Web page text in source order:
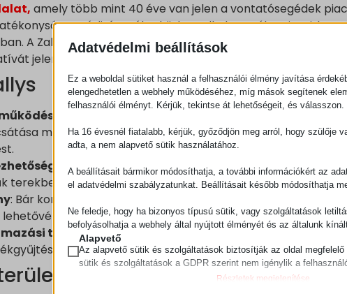
amely több mint 40 éve van jelen a vontatósegédek
vezérli, és széles körben alkalmazzák az ipari,
A Zallys vontatósegédek elektromos meghajtással
jelent a hagyományos, emissziókat kibocsátó járművekkel
: Az elektromos meghajtásnak köszönhetően a
minimális. Ez hozzájárul a levegőminőség javításához
: A Zallys vontatósegédek könnyen
terekben is, így ideálisak városi környezetben történő
: Bár kompakt méretűek, a Zallys vontatósegédek nagy
teszi a nehéz tárgyak könnyű mozgatását.
területek: A Zallys vontatósegédek széles körben
az áruszállítást, az építőipart és még sok más
Adatvédelmi beállítások
Ez a weboldal sütiket használ a felhasználói élmény javítása
elengedhetetlen a webhely működéséhez, míg mások segítenek
felhasználói élményt. Kérjük, tekintse át lehetőségeit, és válasszon.
Ha 16 évesnél fiatalabb, kérjük, győződjön meg arról, hogy szülője
adta, a nem alapvető sütik használatához.
A beállításait bármikor módosíthatja, a további információkért az
el adatvédelmi szabályzatunkat. Beállításait később módosíthatja
Ne feledje, hogy ha bizonyos típusú sütik, vagy szolgáltatások
befolyásolhatja a webhely által nyújtott élményét és az általunk
Alapvető
Az alapvető sütik és szolgáltatások biztosítják az oldal
sütik és szolgáltatások a GDPR szerint nem igénylik a
Részletek megjelenítése